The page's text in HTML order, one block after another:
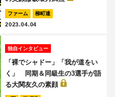
ファーム 柳町達
2023.04.04
独自インタビュー
「裸でシャドー」「我が道をい
く」 同期＆同級生の3選手が語
る大関友久の素顔